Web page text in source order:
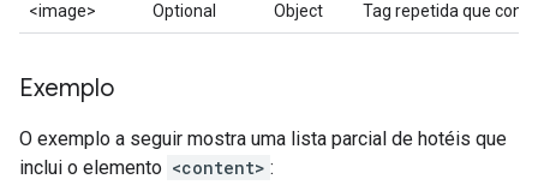
<image> Optional Object Tag repetida que
Exemplo
O exemplo a seguir mostra uma lista parcial de hotéis que
inclui o elemento <content> :